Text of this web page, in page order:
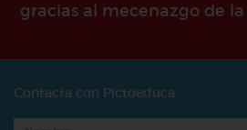
gracias al mecenazgo de
Contacta con Pictoeduca